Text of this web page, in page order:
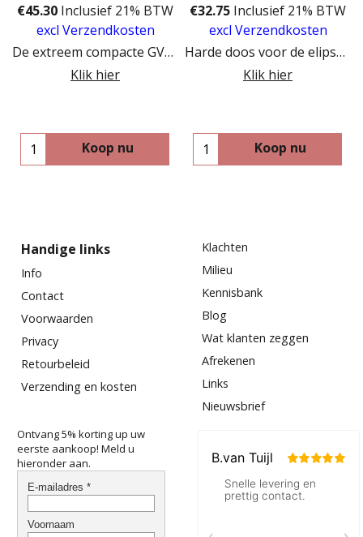
€45.30 Inclusief 21% BTW
excl Verzendkosten
De extreem compacte GVS Elipse P3. Meest geschikt voort houtbewerkers met bril
Klik hier
Koop nu
€32.75 Inclusief 21% BTW
excl Verzendkosten
Harde doos voor de elipse P3 maskers
Klik hier
Koop nu
Handige links
Info
Contact
Voorwaarden
Privacy
Retourbeleid
Verzending en kosten
Klachten
Milieu
Kennisbank
Blog
Wat klanten zeggen
Afrekenen
Links
Nieuwsbrief
Ontvang 5% korting up uw
eerste aankoop! Meld u
hieronder aan.